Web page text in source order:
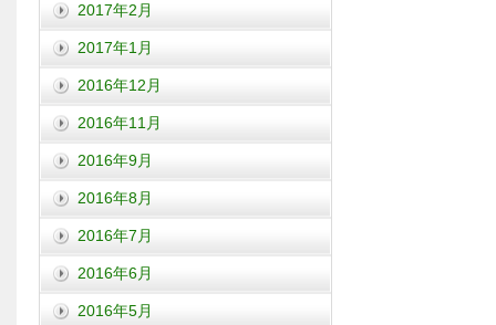
2017年2月
2017年1月
2016年12月
2016年11月
2016年9月
2016年8月
2016年7月
2016年6月
2016年5月